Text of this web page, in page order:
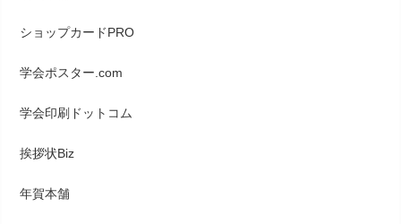
ショップカードPRO
学会ポスター.com
学会印刷ドットコム
挨拶状Biz
年賀本舗